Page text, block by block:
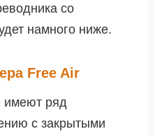
со
намного ниже.
Free Air
имеют ряд
с закрытыми